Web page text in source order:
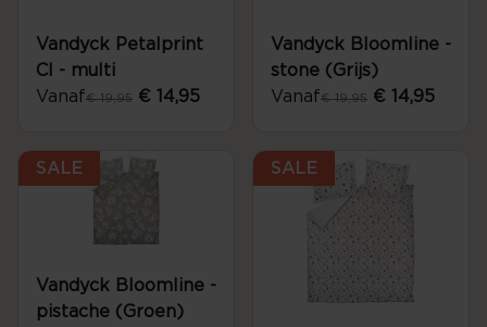
Vandyck Petalprint
Cl - multi
Vanaf€ 19,95 € 14,95
Vandyck Bloomline -
stone (Grijs)
Vanaf€ 19,95 € 14,95
SALE
Vandyck Bloomline -
pistache (Groen)
SALE